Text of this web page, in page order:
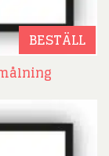
BESTÄLL